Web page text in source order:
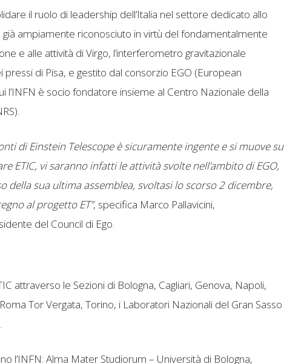
il ruolo di leadership dell’Italia nel settore dedicato allo
ampiamente riconosciuto in virtù del fondamentalmente
e alle attività di Virgo, l’interferometro gravitazionale
di Pisa, e gestito dal consorzio EGO (European
l’INFN è socio fondatore insieme al Centro Nazionale della
di Einstein Telescope è sicuramente ingente e si muove su
ETIC, vi saranno infatti le attività svolte nell’ambito di EGO,
della sua ultima assemblea, svoltasi lo scorso 2 dicembre,
al progetto ET”, specifica Marco Pallavicini,
del Council di Ego.
attraverso le Sezioni di Bologna, Cagliari, Genova, Napoli,
Tor Vergata, Torino, i Laboratori Nazionali del Gran Sasso
l’INFN: Alma Mater Studiorum – Università di Bologna,